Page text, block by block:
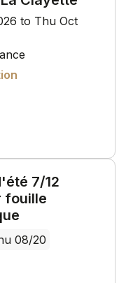
to Thu Oct
7/12
fouille
08/20